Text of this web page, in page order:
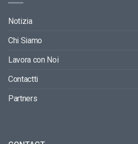
Notizia
Chi Siamo
Lavora con Noi
Contactti
Partners